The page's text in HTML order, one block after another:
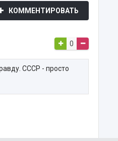
КОММЕНТИРОВАТЬ
0
СССР - просто